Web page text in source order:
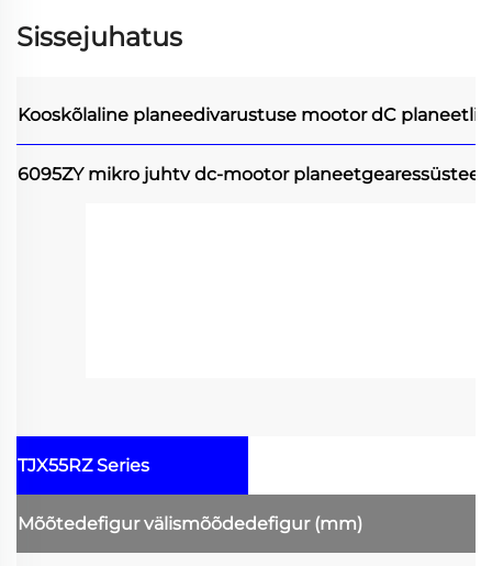
Sissejuhatus
Kooskõlaline planeedivarustuse mootordC
6095ZY mikro juhtv dc-mootor
TJX55RZ Series
Mõõtedefigurvälismõõdedefigur (mm)